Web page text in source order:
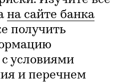
на сайте банка
получить
условиями
и перечнем